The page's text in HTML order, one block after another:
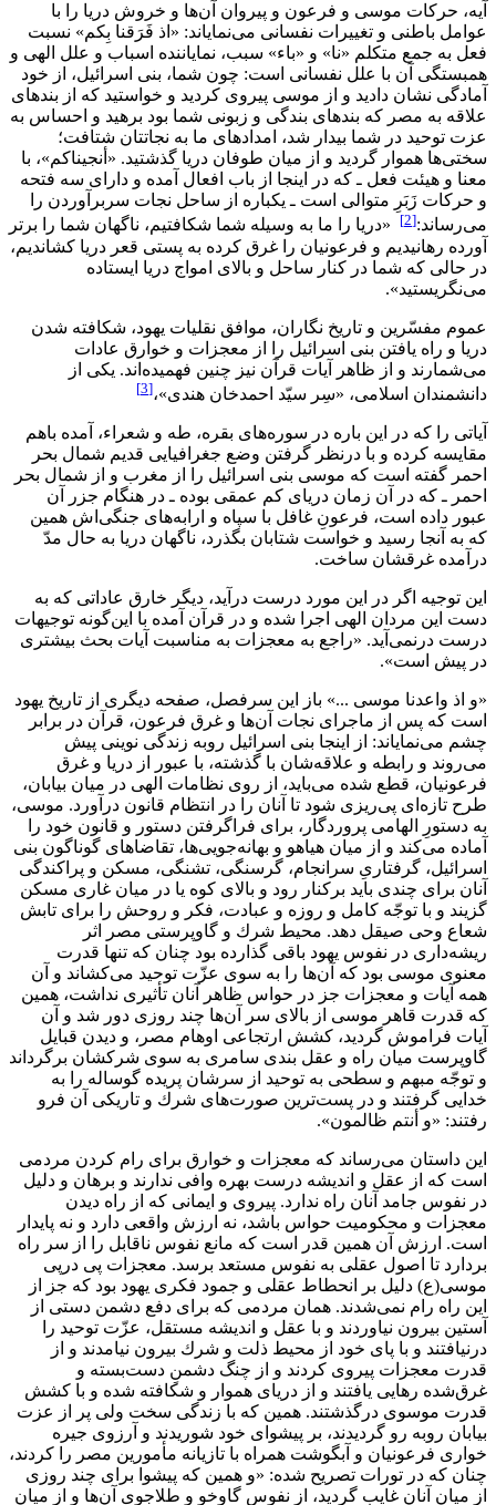
آيه، حركات موسى و فرعون و پيروان آن‌ها و خروش دريا را با
عوامل باطنى و تغييرات نفسانى مى‌نماياند: «اذ فَرَقنا بِكم» نسبت
فعل به جمع متكلم «نا» و «باء» سبب، نماياننده اسباب و علل الهى و
همبستگى آن با علل نفسانى است: چون شما، بنى اسرائيل، از خود
آمادگى نشان داديد و از موسى پيروى كرديد و خواستيد كه از بندهاى
علاقه به مصر كه بندهاى بندگى و زبونى شما بود برهيد و احساس به
عزت توحيد در شما بيدار شد، امدادهاى ما به نجاتتان شتافت؛
سختى‌ها هموار گرديد و از ميان طوفان دريا گذشتيد. «أنجيناكم»، با
معنا و هيئت فعل ـ كه در اينجا از باب افعال آمده و داراى سه فتحه
و حركات زَبَرِ متوالى است ـ يكباره از ساحل نجات سربرآوردن را
مى‌رساند:[2]
«دريا را ما به وسيله شما شكافتيم، ناگهان شما را برتر
آورده رهانيديم و فرعونيان را غرق كرده به پستى قعر دريا كشانديم،
در حالى كه شما در كنار ساحل و بالاى امواج دريا ايستاده
مى‌نگريستيد».
عموم مفسّرين و تاريخ نگاران، موافق نقليات يهود، شكافته شدن
دريا و راه يافتن بنى اسرائيل را از معجزات و خوارق عادات
مى‌شمارند و از ظاهر آيات قرآن نيز چنين فهميده‌اند. يكى از
دانشمندان اسلامى، «سِر سيّد احمدخان هندى»،[3]
آياتى را كه در اين باره در سوره‌هاى بقره، طه و شعراء، آمده باهم
مقايسه كرده و با درنظر گرفتن وضع جغرافيايى قديم شمال بحر
احمر گفته است كه موسى بنى اسرائيل را از مغرب و از شمال بحر
احمر ـ كه در آن زمان درياى كم عمقى بوده ـ در هنگام جزر آن
عبور داده است، فرعونِ غافل با سپاه و ارابه‌هاى جنگى‌اش همين
كه به آنجا رسيد و خواست شتابان بگذرد، ناگهان دريا به حال مدّ
درآمده غرقشان ساخت.
اين توجيه اگر در اين مورد درست درآيد، ديگر خارق عاداتى كه به
دست اين مردان الهى اجرا شده و در قرآن آمده با اين‌گونه توجيهات
درست درنمى‌آيد. «راجع به معجزات به مناسبت آيات بحث بيشترى
در پيش است».
«و اذ واعدنا موسى ...» باز اين سرفصل، صفحه ديگرى از تاريخ يهود
است كه پس از ماجراى نجات آن‌ها و غرق فرعون، قرآن در برابر
چشم مى‌نماياند: از اينجا بنى اسرائيل روبه زندگى نوينى پيش
مى‌روند و رابطه و علاقه‌شان با گذشته، با عبور از دريا و غرق
فرعونيان، قطع شده مى‌بايد، از روى نظامات الهى در ميان بيابان،
طرح تازه‌اى پى‌ريزى شود تا آنان را در انتظام قانون درآورد. موسى،
به دستورِ الهامى پروردگار، براى فراگرفتن دستور و قانون خود را
آماده مى‌كند و از ميان هياهو و بهانه‌جويى‌ها، تقاضاهاى گوناگون بنى
اسرائيل، گرفتارىِ سرانجام، گرسنگى، تشنگى، مسكن و پراكندگى
آنان براى چندى بايد بركنار رود و بالاى كوه يا در ميان غارى مسكن
گزيند و با توجّه كامل و روزه و عبادت، فكر و روحش را براى تابش
شعاع وحى صيقل دهد. محيط شرك و گاوپرستى مصر اثر
ريشه‌دارى در نفوس يهود باقى گذارده بود چنان كه تنها قدرت
معنوى موسى بود كه آن‌ها را به سوى عزّت توحيد مى‌كشاند و آن
همه آيات و معجزات جز در حواس ظاهر آنان تأثيرى نداشت، همين
كه قدرت قاهر موسى از بالاى سر آن‌ها چند روزى دور شد و آن
آيات فراموش گرديد، كشش ارتجاعى اوهام مصر، و ديدن قبايل
گاوپرست ميان راه و عقل بندى سامرى به سوى شركشان برگرداند
و توجّه مبهم و سطحى به توحيد از سرشان پريده گوساله را به
خدايى گرفتند و در پست‌ترين صورت‌هاى شرك و تاريكى آن فرو
رفتند: «و أنتم ظالمون».
اين داستان مى‌رساند كه معجزات و خوارق براى رام كردن مردمى
است كه از عقل و انديشه درست بهره وافى ندارند و برهان و دليل
در نفوس جامد آنان راه ندارد. پيروى و ايمانى كه از راه ديدن
معجزات و محكوميت حواس باشد، نه ارزش واقعى دارد و نه پايدار
است. ارزش آن همين قدر است كه مانع نفوس ناقابل را از سر راه
بردارد تا اصول عقلى به نفوس مستعد برسد. معجزات پى درپى
موسى(ع) دليل بر انحطاط عقلى و جمود فكرى يهود بود كه جز از
اين راه رام نمى‌شدند. همان مردمى كه براى دفع دشمن دستى از
آستين بيرون نياوردند و با عقل و انديشه مستقل، عزّت توحيد را
درنيافتند و با پاى خود از محيط ذلت و شرك بيرون نيامدند و از
قدرت معجزات پيروى كردند و از چنگ دشمنِ دست‌بسته و
غرق‌شده رهايى يافتند و از درياى هموار و شكافته شده و با كشش
قدرت موسوى درگذشتند. همين كه با زندگى سخت ولى پر از عزت
بيابان روبه رو گرديدند، بر پيشواى خود شوريدند و آرزوى جيره
خوارى فرعونيان و آبگوشت همراه با تازيانه مأمورين مصر را كردند،
چنان كه در تورات تصريح شده: «و همين كه پيشوا براى چند روزى
از ميان آنان غايب گرديد، از نفوس گاوخو و طلاجوى آن‌ها و از ميان